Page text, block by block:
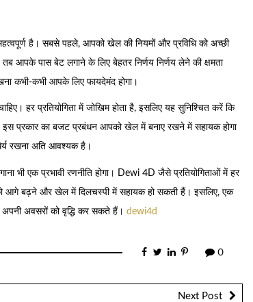
है। सबसे पहले, आपको खेल की नियमों और प्रविधि को अच्छी
आपके पास बेट लगाने के लिए बेहतर निर्णय निर्णय लेने की क्षमता
कभी-कभी आपके लिए फायदेमंद होगा।
हर प्रतियोगिता में जोखिम होता है, इसलिए यह सुनिश्चित करें कि
प्रकार का बजट प्रबंधन आपको खेल में बनाए रखने में सहायक होगा
रखना अति आवश्यक है।
भी एक प्रभावी रणनीति होगा। Dewi 4D जैसे प्रतियोगिताओं में हर
आगे बढ़ने और खेल में दिलचस्पी में सहायक हो सकती हैं। इसलिए, एक
अवसरों को वृद्धि कर सकते हैं। dewi4d
0
Next Post